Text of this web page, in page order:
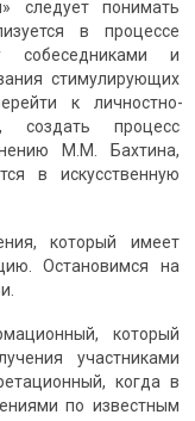
следует понимать
в процессе
собеседниками и
стимулирующих
к личностно-
создать процесс
М.М. Бахтина,
в искусственную
который имеет
Остановимся на
который
участниками
когда в
по известным